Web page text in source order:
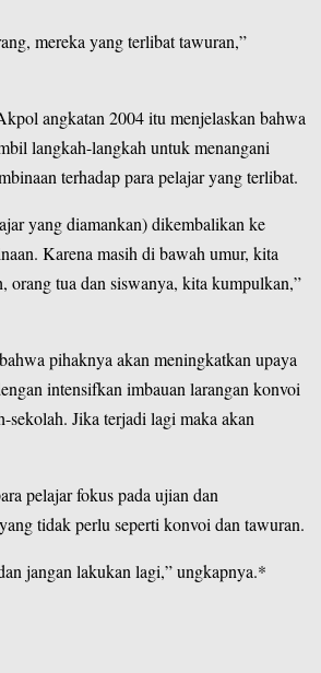
mereka yang terlibat tawuran,”
angkatan 2004 itu menjelaskan bahwa
langkah-langkah untuk menangani
terhadap para pelajar yang terlibat.
yang diamankan) dikembalikan ke
Karena masih di bawah umur, kita
orang tua dan siswanya, kita kumpulkan,”
pihaknya akan meningkatkan upaya
intensifkan imbauan larangan konvoi
sekolah. Jika terjadi lagi maka akan
pelajar fokus pada ujian dan
tidak perlu seperti konvoi dan tawuran.
jangan lakukan lagi,” ungkapnya.*